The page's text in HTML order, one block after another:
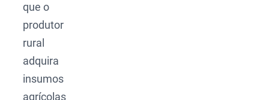
que o
produtor
rural
adquira
insumos
agrícolas